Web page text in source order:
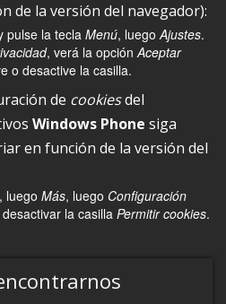
de la versión del navegador):
pulse la tecla Menú, luegoAjustes.
, verá la opciónAceptar
o desactive la casilla.
de cookiesdel
Windows Phone siga
en función de la versión del
, luego Más, luego Configuración
la casillaPermitir cookies.